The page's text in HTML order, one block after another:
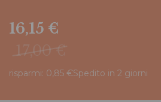
17,00 €
16,15 €
risparmi: 0,85 €Spedito in 2 giorni